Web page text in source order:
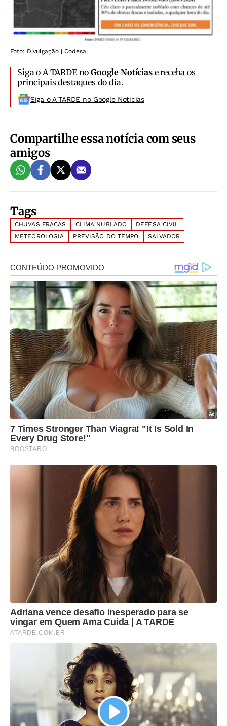
Foto: Divulgação | Codesal
Siga o A TARDE noGoogle Notíciase receba os
principais destaques do dia.
Siga o A TARDE no Google Noticias
Compartilhe essa notícia com seus
amigos
Tags
CHUVAS FRACAS CLIMA NUBLADO
DEFESA CIVIL
METEOROLOGIA
PREVISÃO DO TEMPO SALVADOR